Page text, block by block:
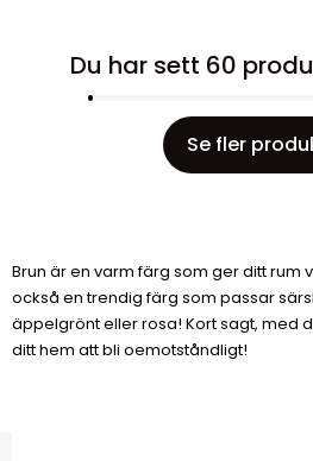
Du har sett 60
Se fler
Brun är en varm färg som ger ditt rum
också en trendig färg som passar
äppelgrönt eller rosa! Kort sagt, med
ditt hem att bli oemotståndligt!